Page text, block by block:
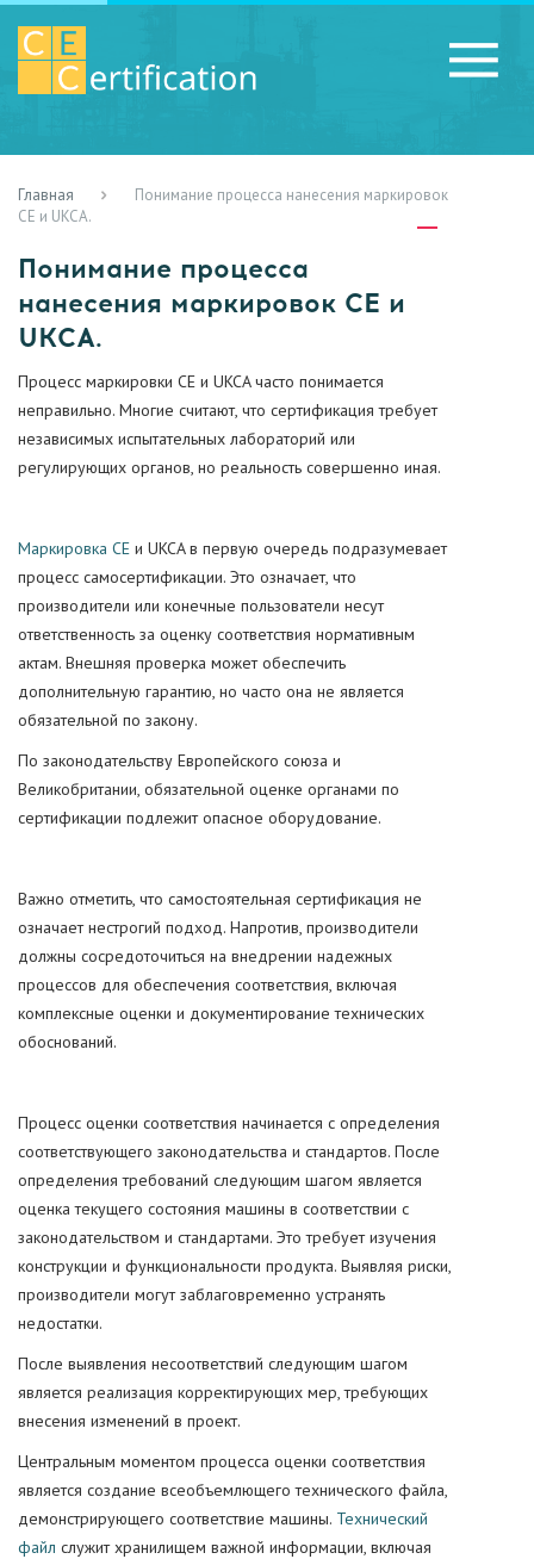
Главная
Понимание процесса нанесения маркировок
CE и UKCA.
Понимание процесса
нанесения маркировок CE и
UKCA.
Процесс маркировки CE и UKCA часто понимается
неправильно. Многие считают, что сертификация требует
независимых испытательных лабораторий или
регулирующих органов, но реальность совершенно иная.
Маркировка CE и UKCA в первую очередь подразумевает
процесс самосертификации. Это означает, что
производители или конечные пользователи несут
ответственность за оценку соответствия нормативным
актам. Внешняя проверка может обеспечить
дополнительную гарантию, но часто она не является
обязательной по закону.
По законодательству Европейского союза и
Великобритании, обязательной оценке органами по
сертификации подлежит опасное оборудование.
Важно отметить, что самостоятельная сертификация не
означает нестрогий подход. Напротив, производители
должны сосредоточиться на внедрении надежных
процессов для обеспечения соответствия, включая
комплексные оценки и документирование технических
обоснований.
Процесс оценки соответствия начинается с определения
соответствующего законодательства и стандартов. После
определения требований следующим шагом является
оценка текущего состояния машины в соответствии с
законодательством и стандартами. Это требует изучения
конструкции и функциональности продукта. Выявляя риски,
производители могут заблаговременно устранять
недостатки.
После выявления несоответствий следующим шагом
является реализация корректирующих мер, требующих
внесения изменений в проект.
Центральным моментом процесса оценки соответствия
является создание всеобъемлющего технического файла,
демонстрирующего соответствие машины. Технический
файл служит хранилищем важной информации, включая